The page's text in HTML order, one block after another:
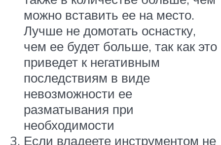
можно вставить ее на место.
Лучше не домотать оснастку,
чем ее будет больше, так как это
приведет к негативным
последствиям в виде
невозможности ее
разматывания при
необходимости
Если владеете инструментом не